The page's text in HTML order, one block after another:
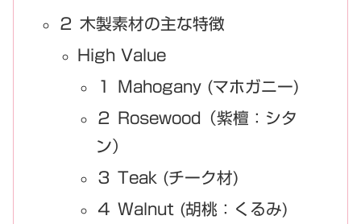
２ 木製素材の主な特徴
High Value
１ Mahogany (マホガニー)
２ Rosewood（紫檀：シタ
ン）
３ Teak (チーク材)
４ Walnut (胡桃：くるみ)